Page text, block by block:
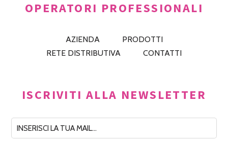
OPERATORI PROFESSIONALI
AZIENDA
PRODOTTI
RETE DISTRIBUTIVA
CONTATTI
ISCRIVITI ALLA NEWSLETTER